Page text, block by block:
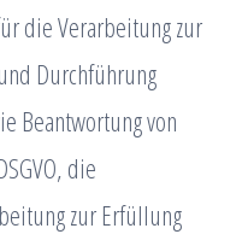
die Verarbeitung zur
Durchführung
Beantwortung von
die
zur Erfüllung